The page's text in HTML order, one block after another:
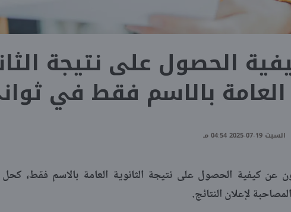
الحصول على نتيجة
العامة بالاسم فقط في
السبت 19-07-2025 04:54 مـ
عن كيفية الحصول على نتيجة الثانوية العامة بالاسم فقط،
لإعلان النتائج.